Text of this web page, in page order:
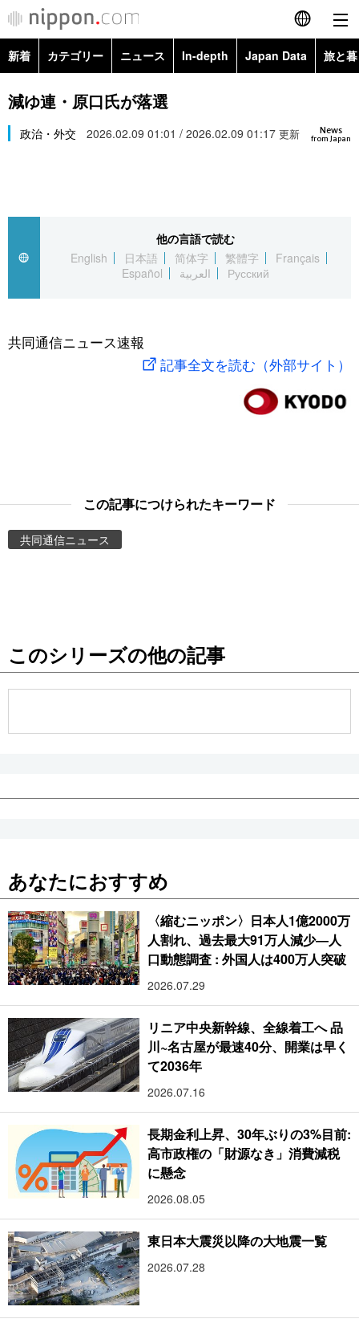
English
繁體字
العربية
社会
旅と暮らし
東京
新着 カテゴリー ニュース In-depth Japan Data 旅と
政治・外交
経済・ビジネス
社会
文化
科学・技術
暮らし
Images
お知らせ
減ゆ連・原口氏が落選
News
from Japan
政治・外交 2026.02.09 01:01 / 2026.02.09 01:17 更新
他の言語で読む
English
日本語 简体字 繁體字
Français
Español
العربية Русский
共同通信ニュース速報
記事全文を読む（外部サイト）
この記事につけられたキーワード
共同通信ニュース
このシリーズの他の記事
あなたにおすすめ
〈縮むニッポン〉日本人1億2000万
人割れ、過去最大91万人減少―人
口動態調査 : 外国人は400万人突破
2026.07.29
リニア中央新幹線、全線着工へ 品
川~名古屋が最速40分、開業は早く
て2036年
2026.07.16
長期金利上昇、30年ぶりの3%目前:
高市政権の「財源なき」消費減税
に懸念
2026.08.05
東日本大震災以降の大地震一覧
2026.07.28